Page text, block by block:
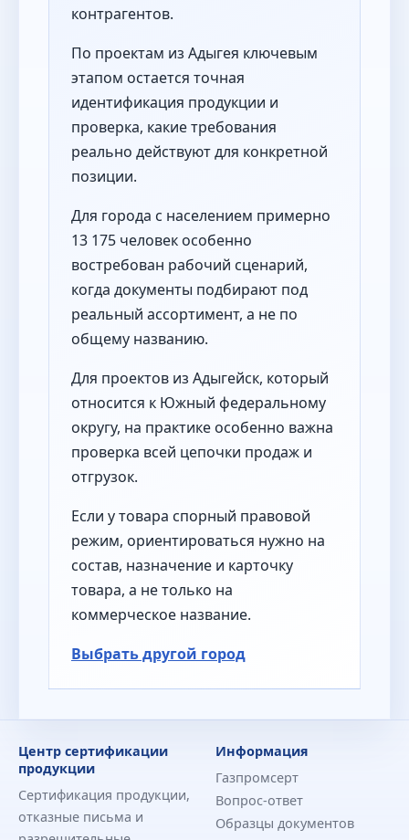
контрагентов.
По проектам из Адыгея ключевым
этапом остается точная
идентификация продукции и
проверка, какие требования
реально действуют для конкретной
позиции.
Для города с населением примерно
13 175 человек особенно
востребован рабочий сценарий,
когда документы подбирают под
реальный ассортимент, а не по
общему названию.
Для проектов из Адыгейск, который
относится к Южный федеральному
округу, на практике особенно важна
проверка всей цепочки продаж и
отгрузок.
Если у товара спорный правовой
режим, ориентироваться нужно на
состав, назначение и карточку
товара, а не только на
коммерческое название.
Выбрать другой город
Центр сертификации
продукции
Сертификация продукции,
отказные письма и
Информация
Газпромсерт
Вопрос-ответ
Образцы документов